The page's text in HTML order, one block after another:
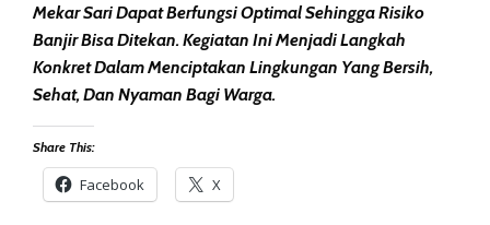
Mekar Sari Dapat Berfungsi Optimal Sehingga Risiko
Banjir Bisa Ditekan. Kegiatan Ini Menjadi Langkah
Konkret Dalam Menciptakan Lingkungan Yang Bersih,
Sehat, Dan Nyaman Bagi Warga.
Share This:
Facebook X